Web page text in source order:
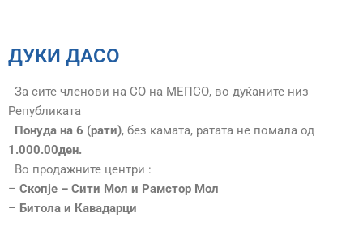
ДУКИ ДAСО
За сите членови на СО на МЕПСО, во дуќаните низ
Републиката
Понуда на 6 (рати), без камата, ратата не помала од
1.000.00ден.
Во продажните центри :
– Скопје – Сити Мол и Рамстор Мол
– Битола и Кавадарци